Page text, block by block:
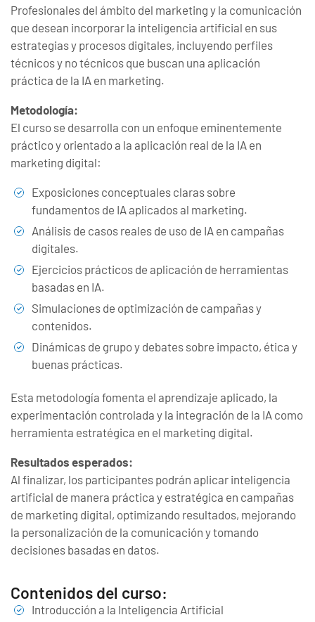
Profesionales del ámbito del marketing y la comunicación
que desean incorporar la inteligencia artificial en sus
estrategias y procesos digitales, incluyendo perfiles
técnicos y no técnicos que buscan una aplicación
práctica de la IA en marketing.
Metodología:
El curso se desarrolla con un enfoque eminentemente
práctico y orientado a la aplicación real de la IA en
marketing digital:
Exposiciones conceptuales claras sobre
fundamentos de IA aplicados al marketing.
Análisis de casos reales de uso de IA en campañas
digitales.
Ejercicios prácticos de aplicación de herramientas
basadas en IA.
Simulaciones de optimización de campañas y
contenidos.
Dinámicas de grupo y debates sobre impacto, ética y
buenas prácticas.
Esta metodología fomenta el aprendizaje aplicado, la
experimentación controlada y la integración de la IA como
herramienta estratégica en el marketing digital.
Resultados esperados:
Al finalizar, los participantes podrán aplicar inteligencia
artificial de manera práctica y estratégica en campañas
de marketing digital, optimizando resultados, mejorando
la personalización de la comunicación y tomando
decisiones basadas en datos.
Contenidos del curso:
Introducción a la Inteligencia Artificial